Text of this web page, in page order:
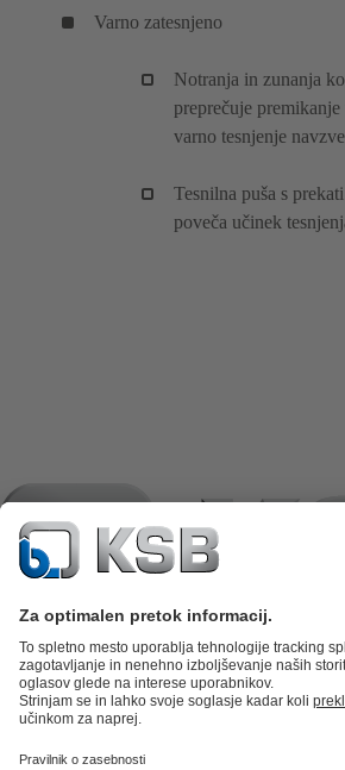
Varno zatesnjeno
Notranja in zunanja
preprečuje
varno tesnjenje
Tesnilna puša s
poveča učinek
Katalog izdelkov Nadomestni deli
izdelkovProgramska oprema in znanje